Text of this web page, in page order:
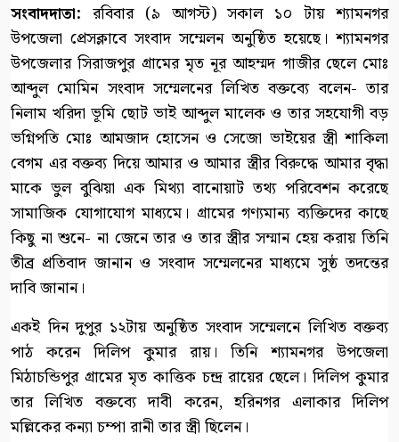
সংবাদদাতা: রবিবার (৯ আগস্ট) সকাল ১০ টায় শ্যামনগর
উপজেলা প্রেসক্লাবে সংবাদ সম্মেলন অনুষ্ঠিত হয়েছে। শ্যামনগর
উপজেলার সিরাজপুর গ্রামের মৃত নূর আহম্মদ গাজীর ছেলে মোঃ
আব্দুল মোমিন সংবাদ সম্মেলনের লিখিত বক্তব্যে বলেন- তার
নিলাম খরিদা ভূমি ছোট ভাই আব্দুল মালেক ও তার সহযোগী বড়
ভগ্নিপতি মোঃ আমজাদ হোসেন ও সেজো ভাইয়ের স্ত্রী শাকিলা
বেগম এর বক্তব্য দিয়ে আমার ও আমার স্ত্রীর বিরুদ্ধে আমার বৃদ্ধা
মাকে ভুল বুঝিয়া এক মিথ্যা বানোয়াট তথ্য পরিবেশন করেছে
সামাজিক যোগাযোগ মাধ্যমে। গ্রামের গণ্যমান্য ব্যক্তিদের কাছে
কিছু না শুনে- না জেনে তার ও তার স্ত্রীর সম্মান হেয় করায় তিনি
তীব্র প্রতিবাদ জানান ও সংবাদ সম্মেলনের মাধ্যমে সুষ্ঠ তদন্তের
দাবি জানান।
একই দিন দুপুর ১২টায় অনুষ্ঠিত সংবাদ সম্মেলনে লিখিত বক্তব্য
পাঠ করেন দিলিপ কুমার রায়। তিনি শ্যামনগর উপজেলা
মিঠাচন্ডিপুর গ্রামের মৃত কাত্তিক চন্দ্র রায়ের ছেলে। দিলিপ কুমার
তার লিখিত বক্তব্যে দাবী করেন, হরিনগর এলাকার দিলিপ
মল্লিকের কন্যা চম্পা রানী তার স্ত্রী ছিলেন।